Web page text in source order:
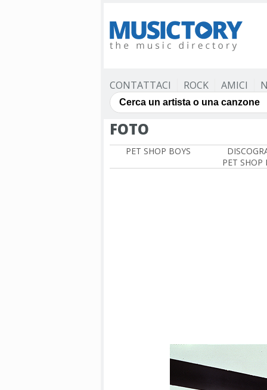
CONTATTACI ROCK AMICI
FOTO
PET SHOP BOYS
PET SHOP